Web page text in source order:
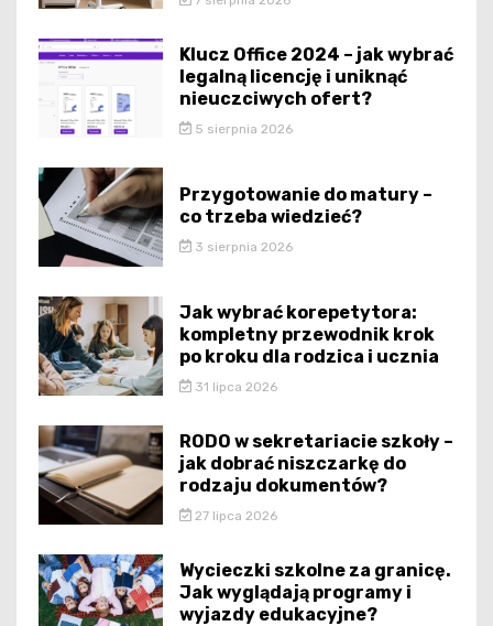
Klucz Office 2024 – jak wybrać
legalną licencję i uniknąć
nieuczciwych ofert?
5 sierpnia 2026
Przygotowanie do matury –
co trzeba wiedzieć?
3 sierpnia 2026
Jak wybrać korepetytora:
kompletny przewodnik krok
po kroku dla rodzica i ucznia
31 lipca 2026
RODO w sekretariacie szkoły –
jak dobrać niszczarkę do
rodzaju dokumentów?
27 lipca 2026
Wycieczki szkolne za granicę.
Jak wyglądają programy i
wyjazdy edukacyjne?